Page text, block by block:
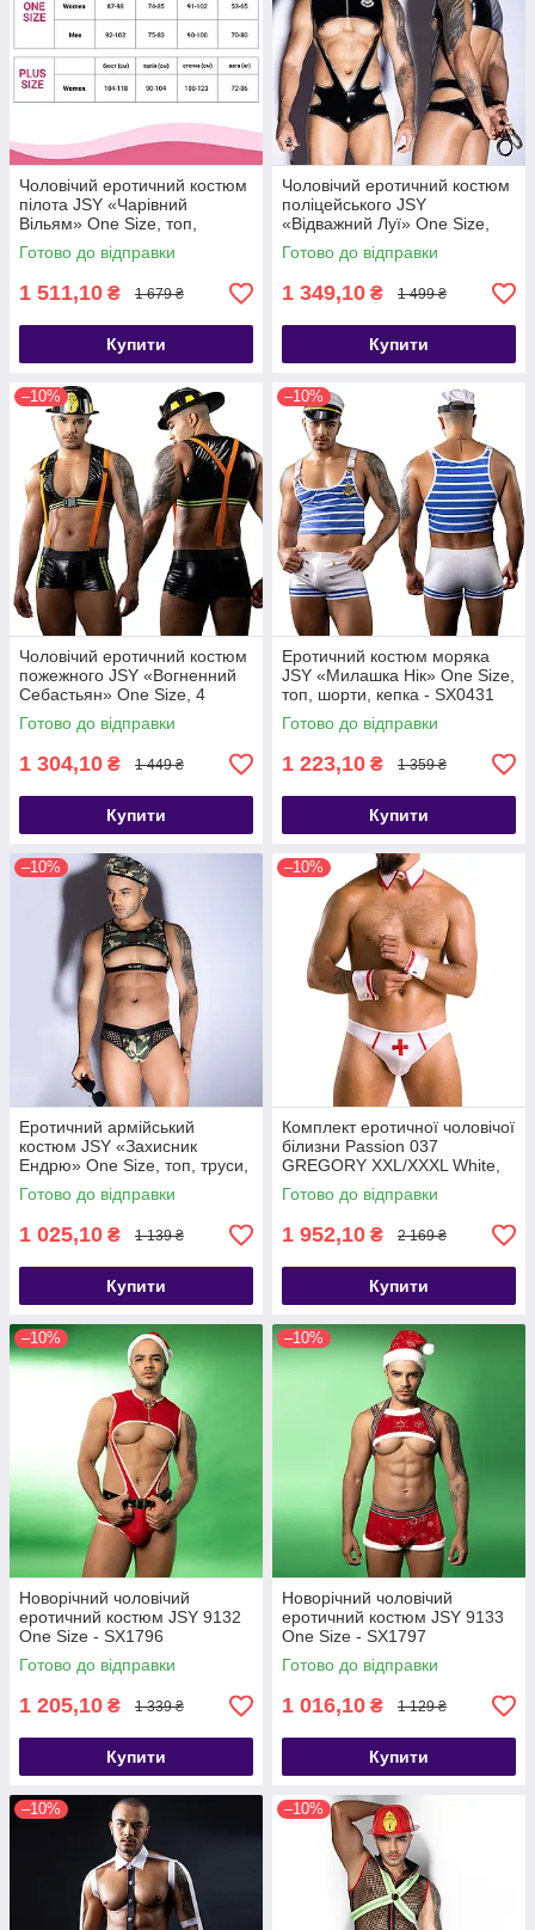
Чоловічий еротичний костюм
пілота JSY «Чарівний
Вільям» One Size, топ,
шорти, кепка - SX0427
Готово до відправки
1 511,10 ₴ 1 679 ₴
Купити
Чоловічий еротичний костюм
поліцейського JSY
«Відважний Луї» One Size,
боді, кепка, наручники -
SX0429
Готово до відправки
1 349,10 ₴ 1 499 ₴
Купити
–10%
Чоловічий еротичний костюм
пожежного JSY «Вогненний
Себастьян» One Size, 4
предмети - SX0430
Готово до відправки
1 304,10 ₴ 1 449 ₴
Купити
–10%
Еротичний костюм моряка
JSY «Милашка Нік» One Size,
топ, шорти, кепка - SX0431
Готово до відправки
1 223,10 ₴ 1 359 ₴
Купити
–10%
Еротичний армійський
костюм JSY «Захисник
Ендрю» One Size, топ, труси,
берет, окуляри - SX0432
Готово до відправки
1 025,10 ₴ 1 139 ₴
Купити
–10%
Комплект еротичної чоловічої
білизни Passion 037
GREGORY XXL/XXXL White,
труси, комірець, манжети -
SO7584
Готово до відправки
1 952,10 ₴ 2 169 ₴
Купити
–10%
Новорічний чоловічий
еротичний костюм JSY 9132
One Size - SX1796
Готово до відправки
1 205,10 ₴ 1 339 ₴
Купити
–10%
Новорічний чоловічий
еротичний костюм JSY 9133
One Size - SX1797
Готово до відправки
1 016,10 ₴ 1 129 ₴
Купити
–10% –10%